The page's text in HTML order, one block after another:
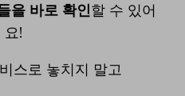
을 바로 확인할 수 있어
요!
스로 놓치지 말고